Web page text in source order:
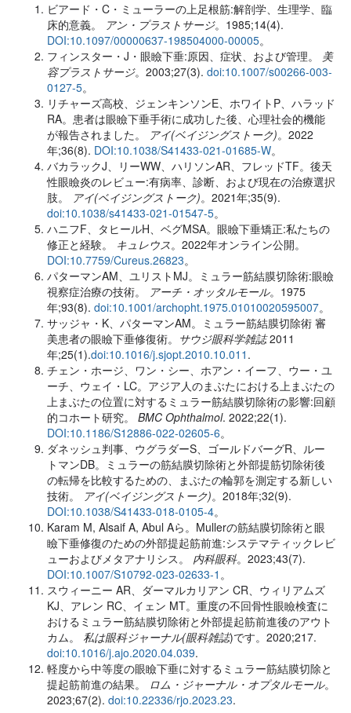
ビアード・C・ミューラーの上足根筋:解剖学、生理学、臨
床的意義。
アン・プラストサージ。1985;14(4).
DOI:10.1097/00000637-198504000-00005。
フィンスター・J・眼瞼下垂:原因、症状、および管理。 美
容プラストサージ。2003;27(3). doi:10.1007/s00266-003-
0127-5。
リチャーズ高校、ジェンキンソンE、ホワイトP、ハラッド
RA。患者は眼瞼下垂手術に成功した後、心理社会的機能
が報告されました。
アイ(ベイジングストーク)。2022
年;36(8). DOI:10.1038/S41433-021-01685-W。
バカラックJ、リーWW、ハリソンAR、フレッドTF。後天
性眼瞼炎のレビュー:有病率、診断、および現在の治療選択
肢。
アイ(ベイジングストーク)。2021年;35(9).
doi:10.1038/s41433-021-01547-5。
ハニフF、タヒールH、ベグMSA。眼瞼下垂矯正:私たちの
修正と経験。 キュレウス。2022年オンライン公開。
DOI:10.7759/Cureus.26823。
パターマンAM、ユリストMJ。ミュラー筋結膜切除術:眼瞼
視察症治療の技術。
アーチ・オッタルモール。1975
年;93(8). doi:10.1001/archopht.1975.01010020595007。
サッジャ・K、パターマンAM。ミュラー筋結膜切除術 審
美患者の眼瞼下垂修復術。 サウジ眼科学雑誌 2011
年;25(1).doi:10.1016/j.sjopt.2010.10.011 .
チェン・ホージ、ワン・シー、ホアン・イーフ、ウー・ユ
ーチ、ウェイ・LC。アジア人のまぶたにおける上まぶたの
上まぶたの位置に対するミュラー筋結膜切除術の影響:回顧
的コホート研究。 BMC Ophthalmol. 2022;22(1).
DOI:10.1186/S12886-022-02605-6。
ダネッシュ判事、ウグラダーS、ゴールドバーグR、ルー
トマンDB。ミュラーの筋結膜切除術と外部提筋切除術後
の転帰を比較するための、まぶたの輪郭を測定する新しい
技術。
アイ(ベイジングストーク)。2018年;32(9).
DOI:10.1038/S41433-018-0105-4。
Karam M, Alsaif A, Abul Aら。Mullerの筋結膜切除術と眼
瞼下垂修復のための外部提起筋前進:システマティックレビ
ューおよびメタアナリシス。 内科眼科。2023;43(7).
DOI:10.1007/S10792-023-02633-1 。
スウィーニー AR、ダーマルカリアン CR、ウィリアムズ
KJ、アレン RC、イェン MT。重度の不回骨性眼瞼検査に
おけるミュラー筋結膜切除術と外部提起筋前進後のアウト
カム。 私は眼科ジャーナル(眼科雑誌)です。2020;217.
doi:10.1016/j.ajo.2020.04.039.
軽度から中等度の眼瞼下垂に対するミュラー筋結膜切除と
提起筋前進の結果。 ロム・ジャーナル・オプタルモール。
2023;67(2). doi:10.22336/rjo.2023.23.